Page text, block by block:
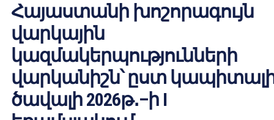
Հայաստանի խոշորագույն
վարկային
կազմակերպությունների
վարկանիշն՝ ըստ
ծավալի 2026թ․–ի I